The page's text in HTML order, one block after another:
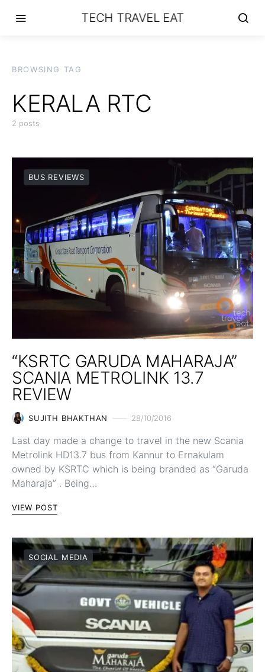
TECH TRAVEL EAT
BROWSING TAG
KERALA RTC
2 posts
BUS REVIEWS
“KSRTC GARUDA MAHARAJA”
SCANIA METROLINK 13.7
REVIEW
SUJITH BHAKTHAN 28/10/2016
Last day made a change to travel in the new Scania
Metrolink HD13.7 bus from Kannur to Ernakulam
owned by KSRTC which is being branded as “Garuda
Maharaja” . Being…
VIEW POST
SOCIAL MEDIA